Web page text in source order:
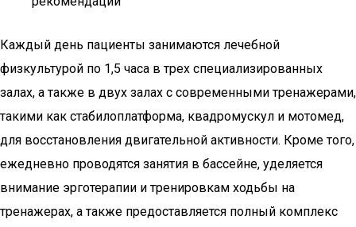
Каждый день пациенты занимаются лечебной
физкультурой по 1,5 часа в трех специализированных
залах, а также в двух залах с современными тренажерами,
такими как стабилоплатформа, квадромускул и мотомед,
для восстановления двигательной активности. Кроме того,
ежедневно проводятся занятия в бассейне, уделяется
внимание эрготерапии и тренировкам ходьбы на
тренажерах, а также предоставляется полный комплекс